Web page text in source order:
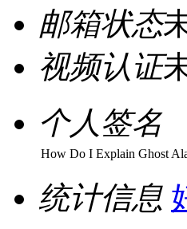
邮箱状态
视频认证
个人签名
How Do I Explain Ghost
统计信息